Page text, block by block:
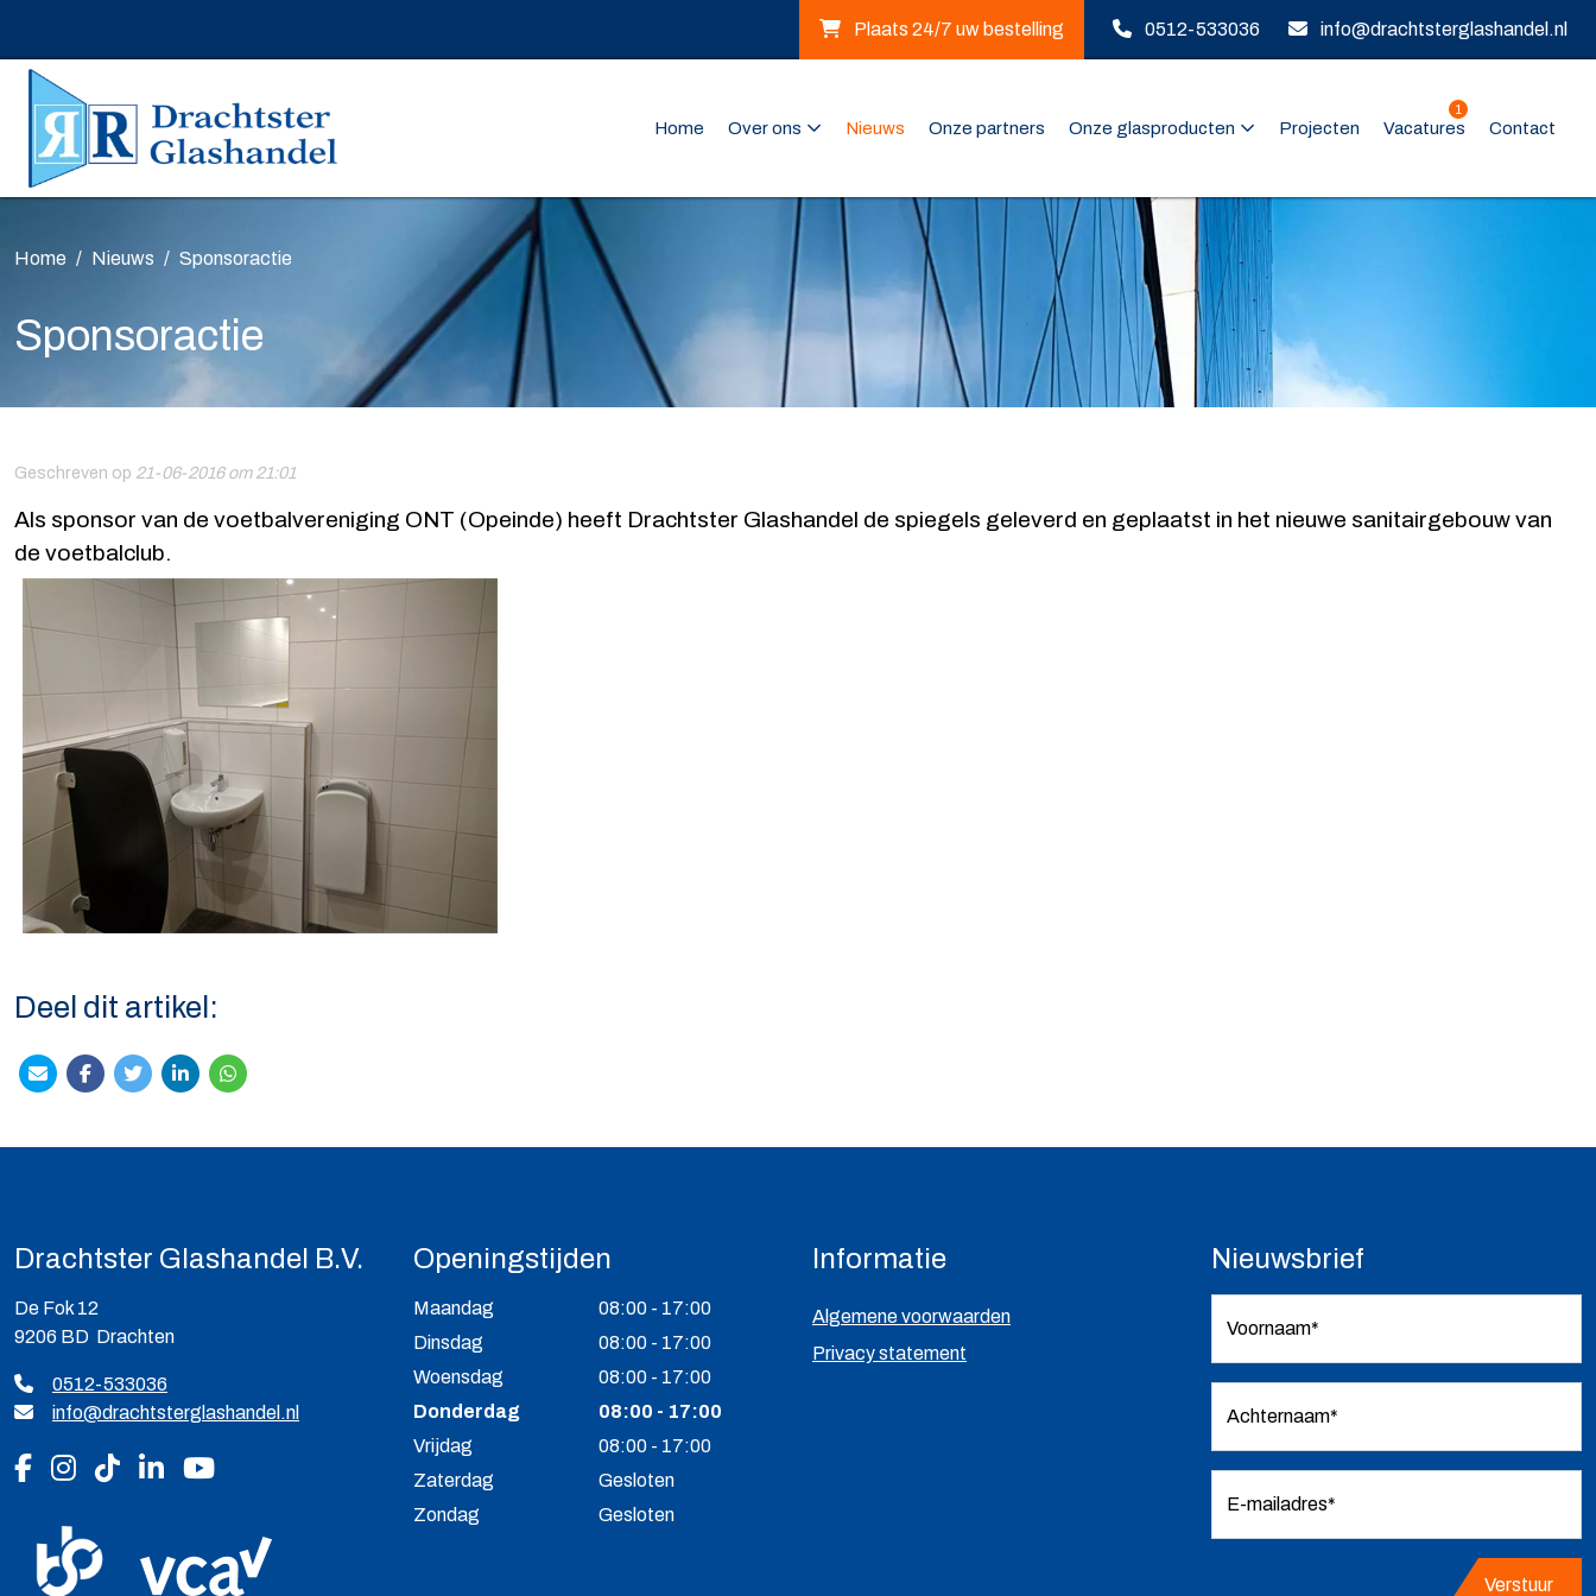
Plaats 24/7 uw bestelling 0512-533036 info@drachtsterglashandel.nl
Home Over ons Nieuws Onze partners Onze glasproducten Projecten Vacatures
1
Contact
Home Nieuws Sponsoractie
Sponsoractie
Geschreven op 21-06-2016 om 21:01
Als sponsor van de voetbalvereniging ONT (Opeinde) heeft Drachtster Glashandel de spiegels geleverd en geplaatst in het nieuwe sanitairgebouw van
de voetbalclub.
Deel dit artikel:
Drachtster Glashandel B.V.
De Fok 12
9206 BD Drachten
0512-533036
info@drachtsterglashandel.nl
Volg ons op Facebook
Volg ons op Instagram
Volg ons op Tiktok
Volg ons op LinkedIn
Volg ons op YouTube
Openingstijden
Maandag
08:00 - 17:00
Dinsdag
08:00 - 17:00
Woensdag
08:00 - 17:00
Donderdag
08:00 - 17:00
Vrijdag
08:00 - 17:00
Zaterdag
Gesloten
Zondag
Gesloten
Informatie
Algemene voorwaarden
Privacy statement
Nieuwsbrief
Voornaam*
Achternaam*
E-mailadres*
Verstuur